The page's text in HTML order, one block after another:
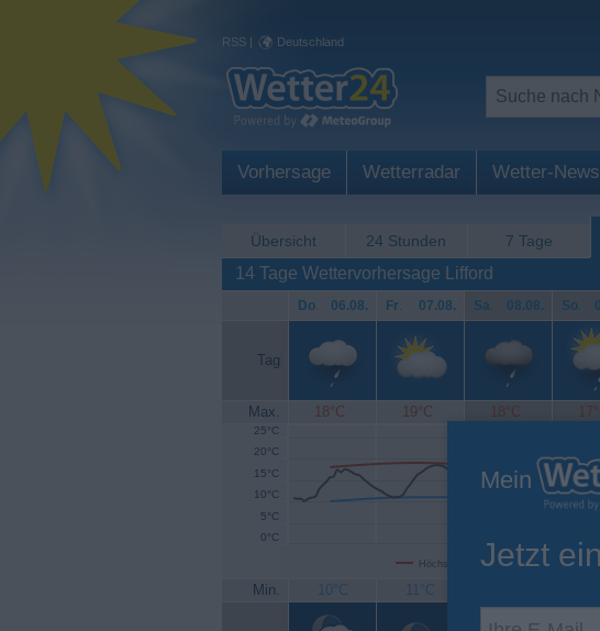
RSS | Deutschland
Vorhersage Wetterradar Wetter-News
Übersicht 24 Stunden 7 Tage
14 Tage Wettervorhersage Lifford
Do. 06.08. Fr. 07.08. Sa. 08.08. So.
Tag
Max. 18°C 19°C 18°C
Höchsttemperatur
0°C
5°C
10°C
15°C
20°C
25°C
Min. 10°C 11°C
Mein
Jetzt